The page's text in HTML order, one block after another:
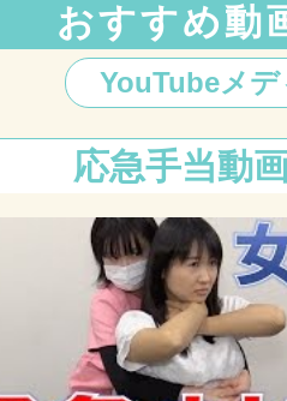
おすすめ動
YouTubeメ
応急手当動